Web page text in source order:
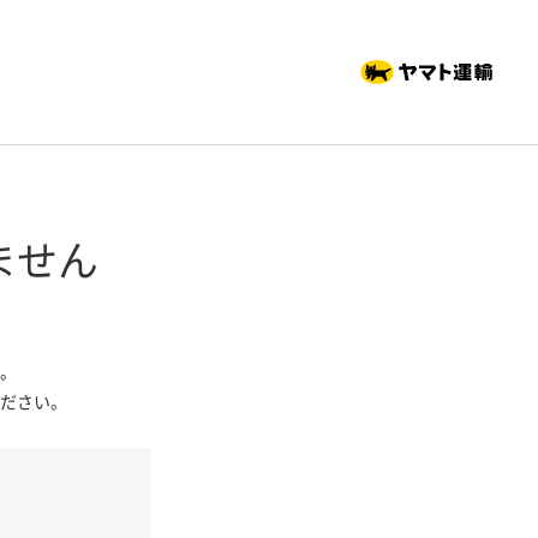
せん
さい。